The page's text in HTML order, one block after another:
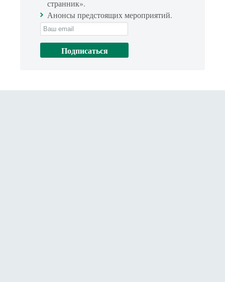
странник».
Анонсы предстоящих мероприятий.